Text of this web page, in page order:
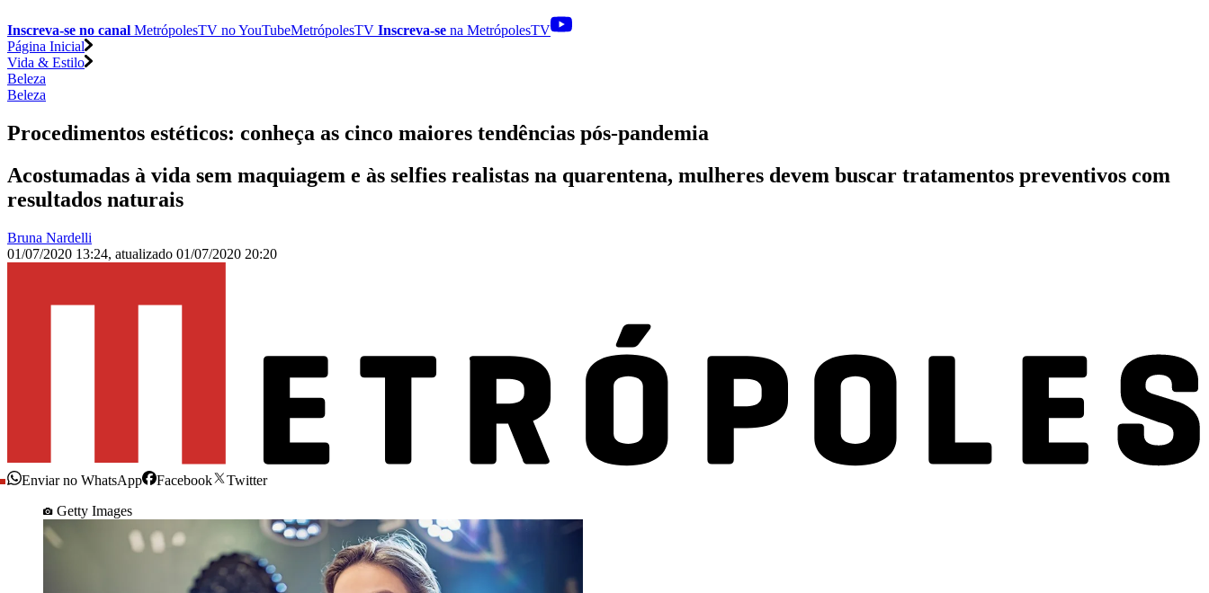
Inscreva-se no canal MetrópolesTV noYouTubeMetrópolesTV Inscreva-se na MetrópolesTV
Página Inicial
Vida & Estilo
Beleza
Beleza
Procedimentos estéticos: conheça as cinco maiores tendências pós-pandemia
Acostumadas à vida sem maquiagem e às selfies realistas na quarentena, mulheres devem buscar tratamentos preventivos com
resultados naturais
Bruna Nardelli
01/07/2020 13:24, atualizado 01/07/2020 20:20
Enviar no WhatsApp Facebook
Twitter
Getty Images